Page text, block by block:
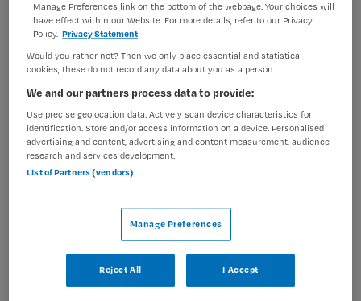
ERVARING
Starter
DIENSTVERBAND
Vacature niet beschikbaar
Deze vacature Regieverpleegkundige High Intensive
Care (HIC) bij GGz Centraal is niet meer actueel.
Hieronder staan enkele vergelijkbare vacatures die voor
u wellicht interessant zijn.
Manage Preferences link on the bottom of the webpage. Your choices will
have effect within our Website. For more details, refer to our Privacy
Policy. Privacy Statement
Would you rather not? Then we only place essential and statistical
cookies, these do not record any data about you as a person
We and our partners process data to provide:
Use precise geolocation data. Actively scan device characteristics for
identification. Store and/or access information on a device. Personalised
advertising and content, advertising and content measurement, audience
research and services development.
List of Partners (vendors)
Manage Preferences
Reject All I Accept